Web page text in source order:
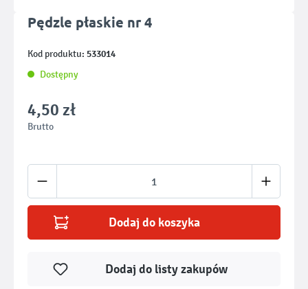
Pędzle płaskie nr 4
Kod produktu: 533014
Dostępny
4,50 zł
Brutto
Ilość produktu: Wprowadź żądaną ilość
Dodaj do koszyka
Dodaj do listy zakupów